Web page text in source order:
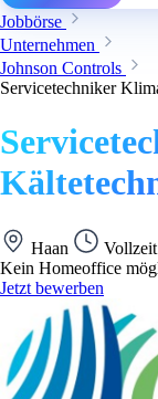
Jobbörse
Unternehmen
Johnson Controls
Servicetechniker
Haan Vollzeit
Kein Homeoffice
Jetzt bewerben